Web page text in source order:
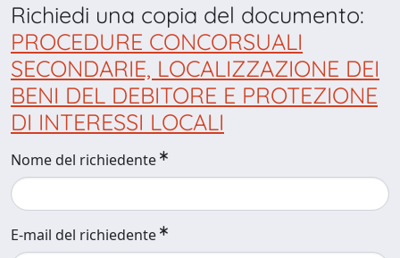
Richiedi una copia del documento:
PROCEDURE CONCORSUALI
SECONDARIE, LOCALIZZAZIONE DEI
BENI DEL DEBITORE E PROTEZIONE
DI INTERESSI LOCALI
Nome del richiedente
E-mail del richiedente